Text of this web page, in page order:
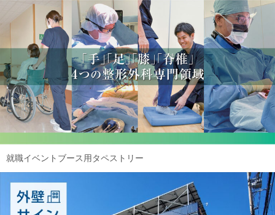
就職イベントブース用タペストリー